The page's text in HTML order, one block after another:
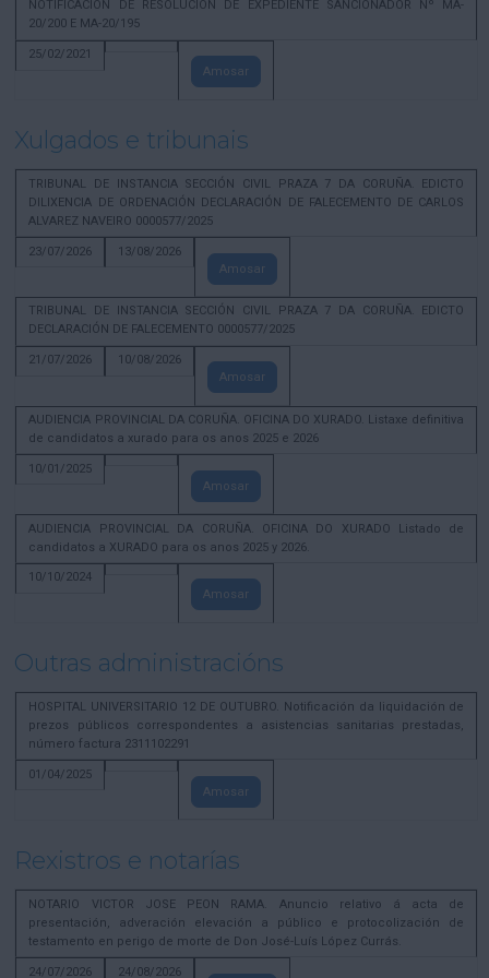
NOTIFICACION DE RESOLUCION DE EXPEDIENTE SANCIONADOR Nº MA-
20/200 E MA-20/195
25/02/2021
Amosar
Xulgados e tribunais
TRIBUNAL DE INSTANCIA SECCIÓN CIVIL PRAZA 7 DA CORUÑA. EDICTO
DILIXENCIA DE ORDENACIÓN DECLARACIÓN DE FALECEMENTO DE CARLOS
ALVAREZ NAVEIRO 0000577/2025
23/07/2026
13/08/2026
Amosar
TRIBUNAL DE INSTANCIA SECCIÓN CIVIL PRAZA 7 DA CORUÑA. EDICTO
DECLARACIÓN DE FALECEMENTO 0000577/2025
21/07/2026
10/08/2026
Amosar
AUDIENCIA PROVINCIAL DA CORUÑA. OFICINA DO XURADO. Listaxe definitiva
de candidatos a xurado para os anos 2025 e 2026
10/01/2025
Amosar
AUDIENCIA PROVINCIAL DA CORUÑA. OFICINA DO XURADO Listado de
candidatos a XURADO para os anos 2025 y 2026.
10/10/2024
Amosar
Outras administracións
HOSPITAL UNIVERSITARIO 12 DE OUTUBRO. Notificación da liquidación de
prezos públicos correspondentes a asistencias sanitarias prestadas,
número factura 2311102291
01/04/2025
Amosar
Rexistros e notarías
NOTARIO VICTOR JOSE PEON RAMA. Anuncio relativo á acta de
presentación, adveración elevación a público e protocolización de
testamento en perigo de morte de Don José-Luís López Currás.
24/07/2026
24/08/2026